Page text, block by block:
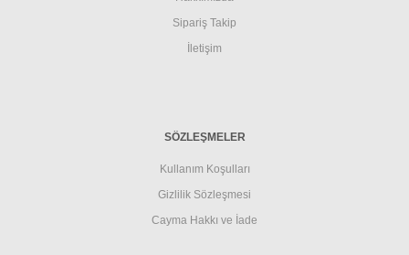
Sipariş Takip
İletişim
SÖZLEŞMELER
Kullanım Koşulları
Gizlilik Sözleşmesi
Cayma Hakkı ve İade